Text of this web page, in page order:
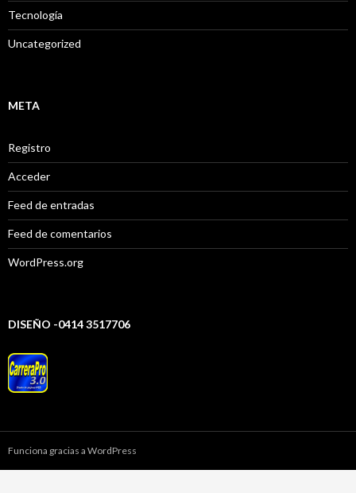
Tecnología
Uncategorized
META
Registro
Acceder
Feed de entradas
Feed de comentarios
WordPress.org
DISEÑO -0414 3517706
Funciona gracias a WordPress